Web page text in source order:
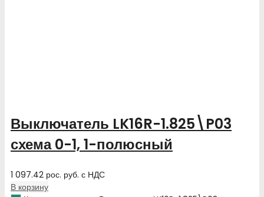
Выключатель LK16R-1.825\P03
схема 0-1, 1-полюсный
1 097.42 рос. руб. с НДС
В корзину